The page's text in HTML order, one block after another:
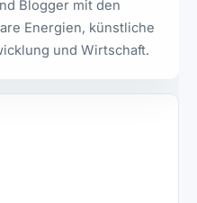
Blogger mit den
Energien, künstliche
und Wirtschaft.